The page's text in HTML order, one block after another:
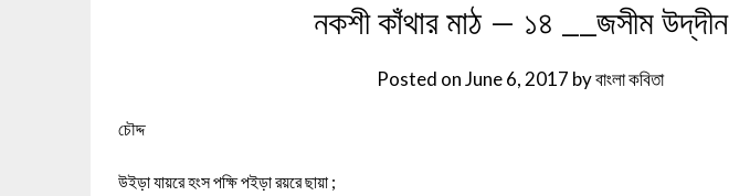
নকশী কাঁথার মাঠ – ১৪ __জসীম উদ্‌দীন
Posted onJune 6, 2017 byবাংলা কবিতা
চৌদ্দ
উইড়া যায়রে হংস পক্ষি পইড়া রয়রে ছায়া ;